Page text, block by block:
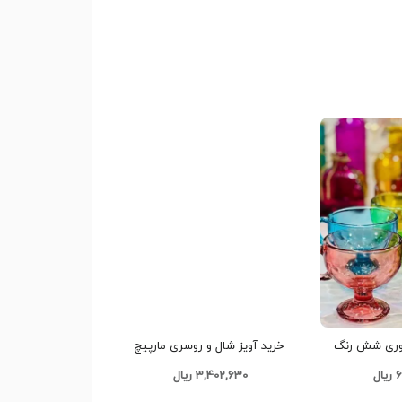
شش رنگ
خرید آویز شال و روسری مارپیچ
3,402,630 ریال